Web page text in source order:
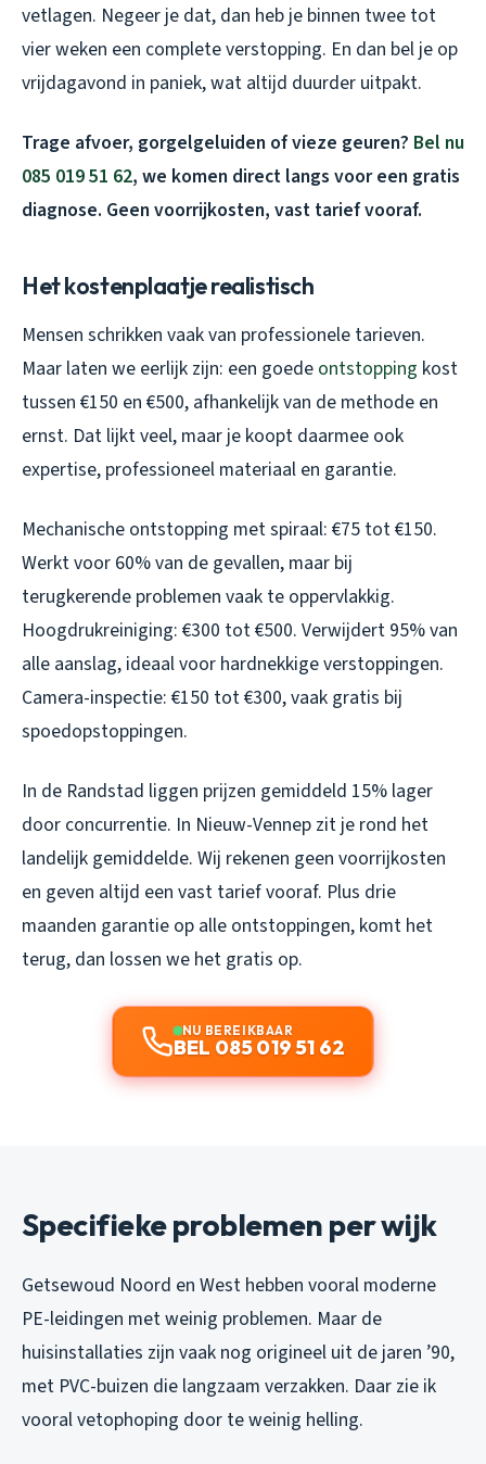
vetlagen. Negeer je dat, dan heb je binnen twee tot
vier weken een complete verstopping. En dan bel je op
vrijdagavond in paniek, wat altijd duurder uitpakt.
Trage afvoer, gorgelgeluiden of vieze geuren? Bel nu
085 019 51 62, we komen direct langs voor een gratis
diagnose. Geen voorrijkosten, vast tarief vooraf.
Het kostenplaatje realistisch
Mensen schrikken vaak van professionele tarieven.
Maar laten we eerlijk zijn: een goede ontstopping kost
tussen €150 en €500, afhankelijk van de methode en
ernst. Dat lijkt veel, maar je koopt daarmee ook
expertise, professioneel materiaal en garantie.
Mechanische ontstopping met spiraal: €75 tot €150.
Werkt voor 60% van de gevallen, maar bij
terugkerende problemen vaak te oppervlakkig.
Hoogdrukreiniging: €300 tot €500. Verwijdert 95% van
alle aanslag, ideaal voor hardnekkige verstoppingen.
Camera-inspectie: €150 tot €300, vaak gratis bij
spoedopstoppingen.
In de Randstad liggen prijzen gemiddeld 15% lager
door concurrentie. In Nieuw-Vennep zit je rond het
landelijk gemiddelde. Wij rekenen geen voorrijkosten
en geven altijd een vast tarief vooraf. Plus drie
maanden garantie op alle ontstoppingen, komt het
terug, dan lossen we het gratis op.
NU BEREIKBAAR
BEL 085 019 51 62
Specifieke problemen per wijk
Getsewoud Noord en West hebben vooral moderne
PE-leidingen met weinig problemen. Maar de
huisinstallaties zijn vaak nog origineel uit de jaren ’90,
met PVC-buizen die langzaam verzakken. Daar zie ik
vooral vetophoping door te weinig helling.